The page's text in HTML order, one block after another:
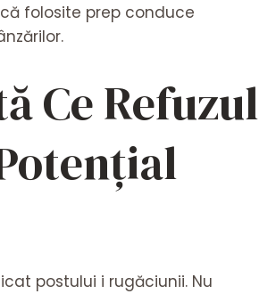
folosite prep conduce
Ce Refuzul
postului i rugăciunii. Nu